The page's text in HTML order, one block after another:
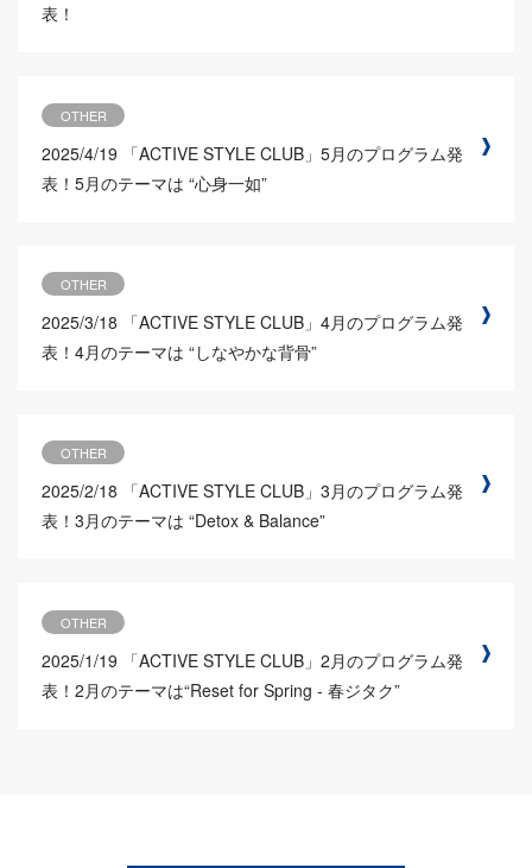
表！
OTHER
2025/4/19
「ACTIVE STYLE CLUB」5月のプログラム発
表！5月のテーマは “心身一如”
OTHER
2025/3/18
「ACTIVE STYLE CLUB」4月のプログラム発
表！4月のテーマは “しなやかな背骨”
OTHER
2025/2/18
「ACTIVE STYLE CLUB」3月のプログラム発
表！3月のテーマは “Detox & Balance”
OTHER
2025/1/19
「ACTIVE STYLE CLUB」2月のプログラム発
表！2月のテーマは“Reset for Spring - 春ジタク”